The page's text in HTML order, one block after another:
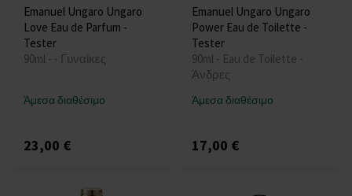
Emanuel Ungaro Ungaro
Love Eau de Parfum -
Tester
90ml - - Γυναίκες
Άμεσα διαθέσιμο
23,00 €
Emanuel Ungaro Ungaro
Power Eau de Toilette -
Tester
90ml - Eau de Toilette -
Άνδρες
Άμεσα διαθέσιμο
17,00 €